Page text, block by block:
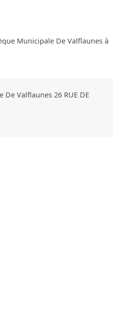
Municipale De Valflaunes à
Valflaunes 26 RUE DE